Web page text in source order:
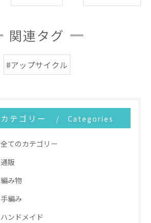
関連タグ
#アップサイクル
カテゴリー Categories
全てのカテゴリー
通販
編み物
手編み
ハンドメイド